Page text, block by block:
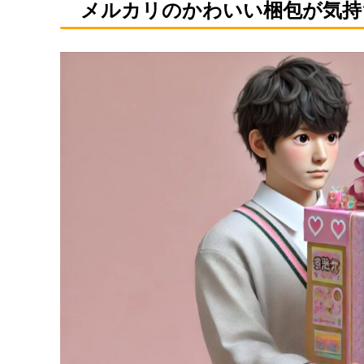
メルカリのかわいい梱包が気